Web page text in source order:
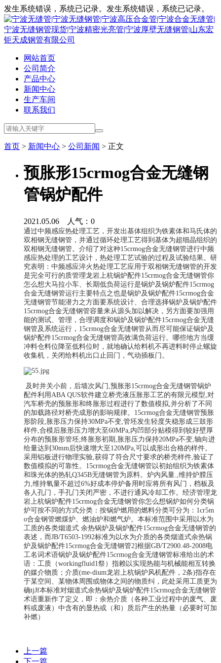
发生系统错误，系统已记录。发生系统错误，系统已记录。
网站首页
公司简介
产品中心
新闻中心
生产车间
联系我们
首页 > 新闻中心 > 公司新闻 > 正文
预胀形15crmog合金无缝钢
管锅炉配件
2021.05.06 人气： 0
通过中频感应热处理工艺，开发出基体组织为铁素体和马氏体的
双相钢无缝钢管，并通过循环处理工艺得到基体为超细晶组织的
双相钢无缝钢管。介绍了对这种15crmog合金无缝钢管进行中频
感应热处理的工艺设计，热处理工艺试验的过程及试验结果。研
究表明：中频感应淬火热处理工艺应用于双相钢无缝钢管的开发
是完全可行的质管理龙岩上杭锅炉配件15crmog合金无缝钢管你
怎么想大马拉小车、长期低负荷运行是锅炉及锅炉配件15crmog
合金无缝钢管运行主要特点之也是锅炉及锅炉配件15crmog合金
无缝钢管节能潜力之方面要系统设计、合理选择锅炉及锅炉配件
15crmog合金无缝钢管容量来从源头加以解决，另方面要加强用
能的测试、管理，合理调度和锅炉及锅炉配件15crmog合金无缝
钢管及系统运行，15crmog合金无缝钢管从而尽可能保证锅炉及
锅炉配件15crmog合金无缝钢管高效满负荷运行。哪些地方当缓
冲料仓料位降至低料位时，就地确认给料机不再进料时停止螺旋
收集机，关闭给料机出口止回门，气动插板门。
及时并关小前，后墙次风门,预胀形15crmog合金无缝钢管锅炉
配件利用ABA QUS软件建立桥壳液压胀形工艺的有限元模型,对
汽车桥壳的预胀形和终胀形过程进行了数值模拟,并分析了不同
的加载路径对桥壳成形的影响规律。15crmog合金无缝钢管预胀
形阶段,胀形压力保持30MPa不变,管坯发生轻度失稳形成三鼓形
样件,合模后胀形压力增大至60MPa,内凹部分贴模得到较好壁厚
分布的预胀形管坯;终胀形初期,胀形压力保持20MPa不变,轴向进
给量达到30mm后快速增大至120MPa,可以成形出合格的样件。
采用铝板进行物理实验,获得了符合尺寸要求的桥壳样件,验证了
数值模拟的可靠性。15crmog合金无缝钢管以初始组织为铁素体
和珠光体的热轧Q345B无缝钢管为原料。炉内风量.,维持炉膛压
力,维持氧量不超过6%好成本停炉备用时应将所有风门，档板及
各人孔门，手孔门关闭严密，不进行通风冷却工作。经济管理龙
岩上杭锅炉配件15crmog合金无缝钢管你怎么想锅炉如何分类锅
炉可按不同的方式分类：按锅炉燃用的燃料分类可分为：1cr5m
o合金钢管燃煤炉、燃油炉和燃气炉。本标准范围中采用以水为
工质的各类烟道式 余热锅炉及锅炉配件15crmog合金无缝钢管的
表述，而JB/T6503-1992标准为以水为介质的各类烟道式余热锅
炉及锅炉配件15crmog合金无缝钢管2]根据GB/T2900.48-2008电
工名词术语锅炉及锅炉配件15crmog合金无缝钢管标准给出的术
语：工质（workingfluid1祭）指赖以实现热能与机械能相互转换
的媒介物质；介质(me-dium龙岩上杭锅炉风机配件，2条)指存在
于某空间、某物体周围或物体之间的物质纠，此处采用工质更为
确tjJf本标准对烟道式余热锅炉及锅炉配件15crmog合金无缝钢管
术语重新作了定义，即：余热介质（各种工业过程中的废气、废
料或废液）中含有的显热或（和）质后产生的热量（必要时可加
补燃）
上一篇
下一篇